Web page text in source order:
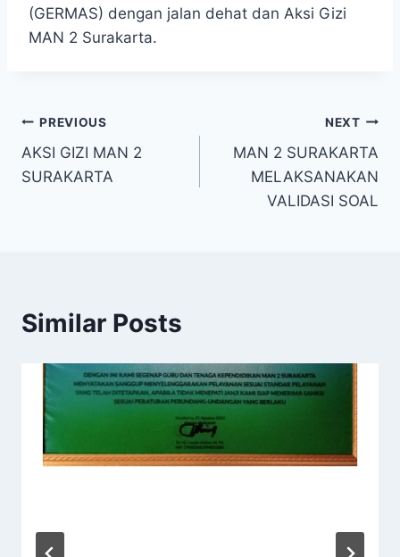
(GERMAS) dengan jalan dehat dan Aksi Gizi
MAN 2 Surakarta.
Post
navigation
PREVIOUS
AKSI GIZI MAN 2
SURAKARTA
NEXT
MAN 2 SURAKARTA
MELAKSANAKAN
VALIDASI SOAL
Similar Posts